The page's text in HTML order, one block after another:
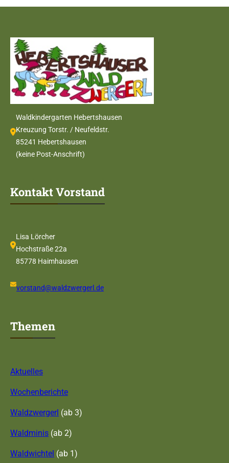
Waldkindergarten Hebertshausen
Kreuzung Torstr. / Neufeldstr.
85241 Hebertshausen
(keine Post-Anschrift)
Kontakt Vorstand
Lisa Lörcher
Hochstraße 22a
85778 Haimhausen
vorstand@waldzwergerl.de
Themen
Aktuelles
Wochenberichte
Waldzwergerl (ab 3)
Waldminis (ab 2)
Waldwichtel (ab 1)